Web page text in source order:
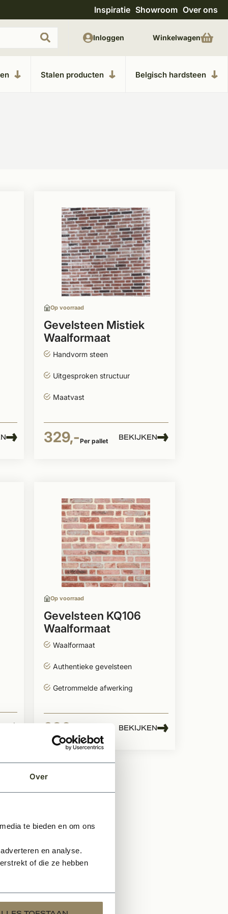
Over
te bieden en om ons
en analyse.
of die ze hebben
Uitgebreide showroom in Kesteren Unieke
Inspiratie Showroom Over ons
Stalen producten Belgisch hardsteen
Inloggen Winkelwagen
Op voorraad
Gevelsteen Mistiek
Waalformaat
Handvorm steen
Uitgesproken structuur
Maatvast
329,-Per pallet BEKIJKEN
Op voorraad
Gevelsteen KQ106
Waalformaat
Waalformaat
Authentieke gevelsteen
Getrommelde afwerking
936,- BEKIJKEN